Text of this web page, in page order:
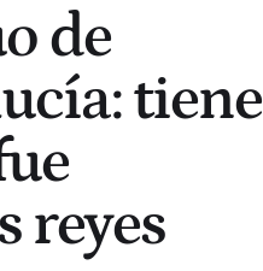
de
tiene
reyes